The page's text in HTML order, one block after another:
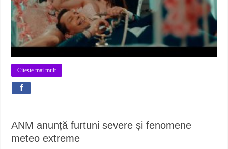
Citeste mai mult
ANM anunță furtuni severe și fenomene
meteo extreme